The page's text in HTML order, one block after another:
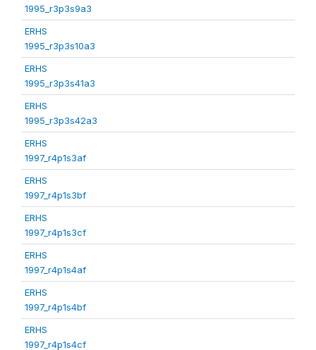
1995_r3p3s9a3
ERHS
1995_r3p3s10a3
ERHS
1995_r3p3s41a3
ERHS
1995_r3p3s42a3
ERHS
1997_r4p1s3af
ERHS
1997_r4p1s3bf
ERHS
1997_r4p1s3cf
ERHS
1997_r4p1s4af
ERHS
1997_r4p1s4bf
ERHS
1997_r4p1s4cf